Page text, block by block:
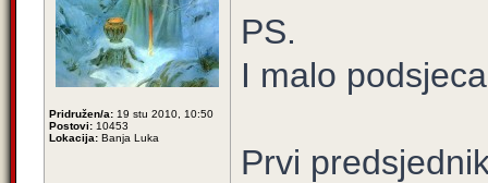
Pridružen/a: 19 stu 2010, 10:50
Postovi: 10453
Lokacija: Banja Luka
PS.
I malo
Prvi